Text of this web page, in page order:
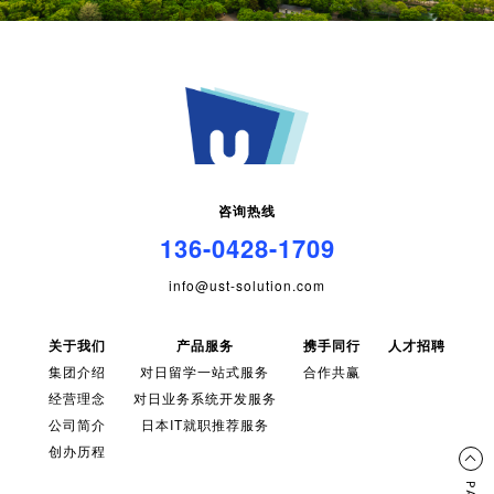
咨询热线
136-0428-1709
info@ust-solution.com
关于我们
集团介绍
经营理念
公司简介
创办历程
产品服务
对日留学一站式服务
对日业务系统开发服务
日本IT就职推荐服务
携手同行
合作共赢
人才招聘